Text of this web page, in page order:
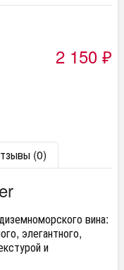
2 150 ₽
(0)
вина:
элегантного,
и